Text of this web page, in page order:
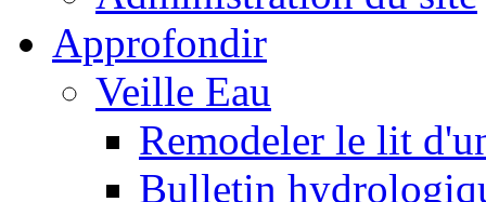
Approfondir
Veille Eau
Remodeler le lit
Bulletin